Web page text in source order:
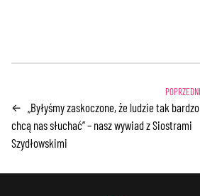
← „Byłyśmy zaskoczone, że ludzie tak bardzo
chcą nas słuchać” – nasz wywiad z Siostrami
Szydłowskimi